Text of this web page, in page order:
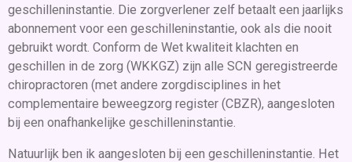
geschilleninstantie. Die zorgverlener zelf betaalt een jaarlijks
abonnement voor een geschilleninstantie, ook als die nooit
gebruikt wordt. Conform de Wet kwaliteit klachten en
geschillen in de zorg (WKKGZ) zijn alle SCN geregistreerde
chiropractoren (met andere zorgdisciplines in het
complementaire beweegzorg register (CBZR), aangesloten
bij een onafhankelijke geschilleninstantie.
Natuurlijk ben ik aangesloten bij een geschilleninstantie. Het